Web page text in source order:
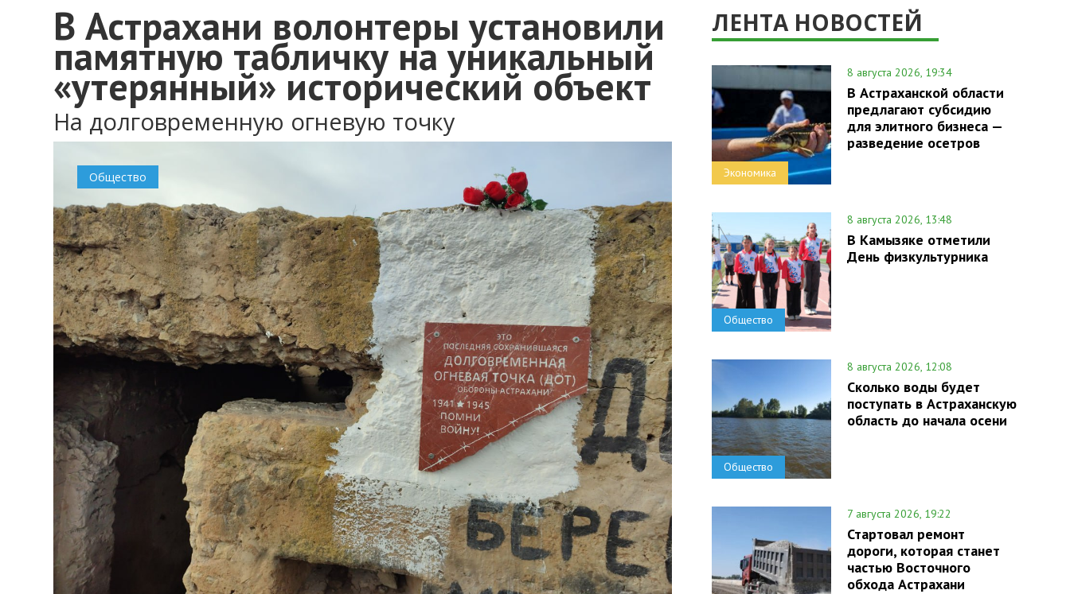
В Астрахани волонтеры установили
памятную табличку на уникальный
«утерянный» исторический объект
На долговременную огневую точку
Общество
ЛЕНТА НОВОСТЕЙ
Экономика
8 августа 2026, 19:34
В Астраханской области
предлагают субсидию
для элитного бизнеса —
разведение осетров
Общество
8 августа 2026, 13:48
В Камызяке отметили
День физкультурника
Общество
8 августа 2026, 12:08
Сколько воды будет
поступать в Астраханскую
область до начала осени
7 августа 2026, 19:22
Стартовал ремонт
дороги, которая станет
частью Восточного
обхода Астрахани